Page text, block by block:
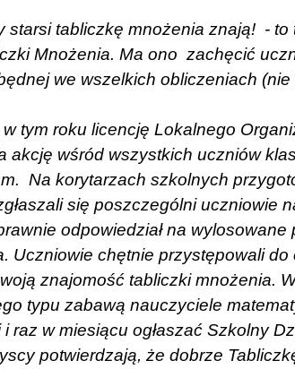
starsi tabliczkę mnożenia znają! - to
Mnożenia. Ma ono zachęcić
we wszelkich obliczeniach (nie
w tym roku licencję Lokalnego
akcję wśród wszystkich uczniów
Na korytarzach szkolnych
się poszczególni uczniowie
odpowiedział na wylosowane
Uczniowie chętnie przystępowali do
znajomość tabliczki mnożenia.
typu zabawą nauczyciele
raz w miesiącu ogłaszać Szkolny
potwierdzają, że dobrze